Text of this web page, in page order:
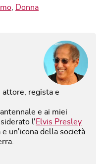
Donna
attore, regista e
e ai miei
l'Elvis Presley
un'icona della società